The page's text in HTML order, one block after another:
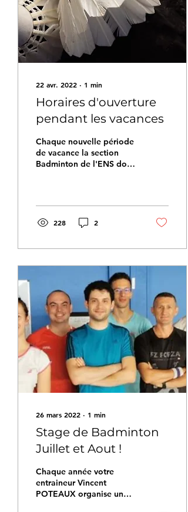
22 avr. 2022 ∙ 1 min
Horaires d'ouverture
pendant les vacances
Chaque nouvelle période
de vacance la section
Badminton de l'ENS doit
228 2
26 mars 2022 ∙ 1 min
Stage de Badminton
Juillet et Aout !
Chaque année votre
entraineur Vincent
POTEAUX organise un